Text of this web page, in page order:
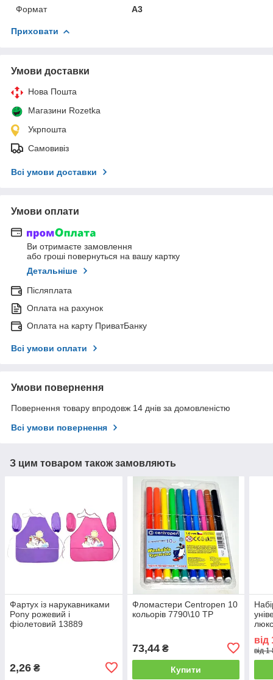
Формат
A3
Приховати
Умови доставки
Нова Пошта
Магазини Rozetka
Укрпошта
Самовивіз
Всі умови доставки
Умови оплати
Ви отримаєте замовлення
або гроші повернуться на вашу картку
Детальніше
Післяплата
Оплата на рахунок
Оплата на карту ПриватБанку
Всі умови оплати
Умови повернення
Повернення товару впродовж 14 днів за домовленістю
Всі умови повернення
З цим товаром також замовляють
Фартух із нарукавниками
Pony рожевий і
фіолетовий 13889
2,26 ₴
Фломастери Centropen 10
кольорів 7790\10 TP
73,44₴
Купити
від
від